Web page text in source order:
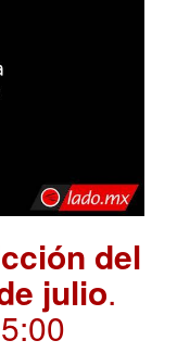
del
julio.